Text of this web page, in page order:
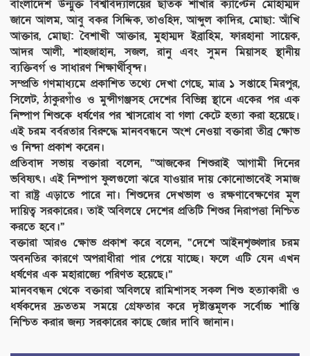
বাংলাদেশ উন্মুক্ত বিশ্ববিদ্যালয়ের ছাতক শাখার ক্যাপ্টেন মোহাম্মদ
জানে আলম, আবু বকর সিদ্দিক, তাওহিদ, আব্দুল কাদির, মোছা: আঁখি
আক্তার, মোছা: বৈশাখী আক্তার, মুহাম্মদ ইব্রাহিম, ফারহানা সায়েক,
আদর আলী, শাহজাহান, সজল, রানু এবং সুমন মিয়াসহ স্থানীয়
ব্যক্তিবর্গ ও সাধারণ শিক্ষার্থীবৃন্দ।
সম্প্রতি গণমাধ্যমে প্রকাশিত তথ্যে দেখা গেছে, মাত্র ১ সপ্তাহে মিরপুর,
সিলেট, ঠাকুরগাঁও ও মুন্সীগঞ্জসহ দেশের বিভিন্ন স্থানে একের পর এক
নিষ্পাপ শিশুকে ধর্ষণের পর শ্বাসরোধ বা গলা কেটে হত্যা করা হয়েছে।
এই চরম বর্বরতার বিরুদ্ধে মানববন্ধনে অংশ নেওয়া বক্তারা তীব্র ক্ষোভ
ও নিন্দা প্রকাশ করেন।
প্রতিবাদ সভায় বক্তারা বলেন, “আজকের শিশুরাই আগামী দিনের
ভবিষ্যৎ। এই নিষ্পাপ ফুলগুলো ঝরে যাওয়ার দায় কোনোভাবেই সমাজ
বা রাষ্ট্র এড়াতে পারে না। শিশুদের দেখভাল ও রক্ষণাবেক্ষণের মূল
দায়িত্ব সরকারের। তাই অবিলম্বে দেশের প্রতিটি শিশুর নিরাপত্তা নিশ্চিত
করতে হবে।”
বক্তারা আরও ক্ষোভ প্রকাশ করে বলেন, “দেশে আইনশৃঙ্খলার চরম
অবনতির কারণে অপরাধীরা পার পেয়ে যাচ্ছে। ফলে এটি যেন এখন
ধর্ষণের এক মহারাজ্যে পরিণত হয়েছে।”
মানববন্ধন থেকে বক্তারা অবিলম্বে রামিশাসহ সকল শিশু হত্যাকারী ও
ধর্ষকদের দ্রুততম সময়ে গ্রেফতার করে দৃষ্টান্তমূলক সর্বোচ্চ শাস্তি
নিশ্চিত করার জন্য সরকারের কাছে জোর দাবি জানান।